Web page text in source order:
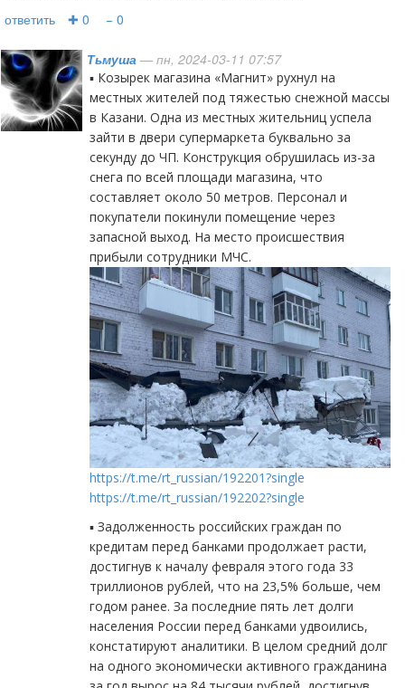
ответить ✚ 0 − 0
Тьмуша — пн, 2024-03-11 07:57
▪️ Козырек магазина «Магнит» рухнул на
местных жителей под тяжестью снежной массы
в Казани. Одна из местных жительниц успела
зайти в двери супермаркета буквально за
секунду до ЧП. Конструкция обрушилась из-за
снега по всей площади магазина, что
составляет около 50 метров. Персонал и
покупатели покинули помещение через
запасной выход. На место происшествия
прибыли сотрудники МЧС.
https://t.me/rt_russian/192201?single
https://t.me/rt_russian/192202?single
▪️ Задолженность российских граждан по
кредитам перед банками продолжает расти,
достигнув к началу февраля этого года 33
триллионов рублей, что на 23,5% больше, чем
годом ранее. За последние пять лет долги
населения России перед банками удвоились,
констатируют аналитики. В целом средний долг
на одного экономически активного гражданина